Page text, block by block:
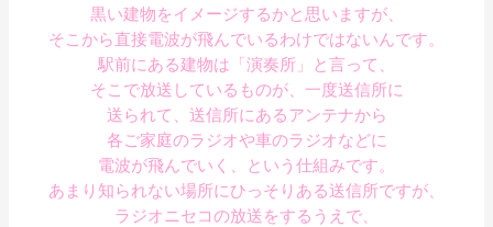
黒い建物をイメージするかと思いますが、
そこから直接電波が飛んでいるわけではないんです。
駅前にある建物は「演奏所」と言って、
そこで放送しているものが、一度送信所に
送られて、送信所にあるアンテナから
各ご家庭のラジオや車のラジオなどに
電波が飛んでいく、という仕組みです。
あまり知られない場所にひっそりある送信所ですが、
ラジオニセコの放送をするうえで、